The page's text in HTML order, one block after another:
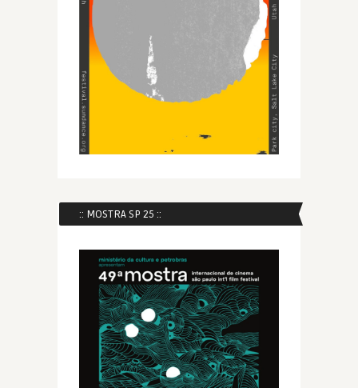
:: MOSTRA SP 25 ::